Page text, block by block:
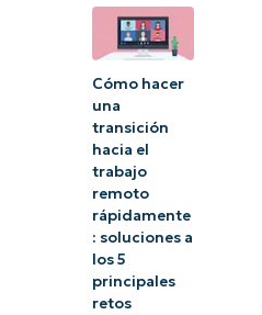
Cómo hacer
una
transición
hacia el
trabajo
remoto
rápidamente
: soluciones a
los 5
principales
retos